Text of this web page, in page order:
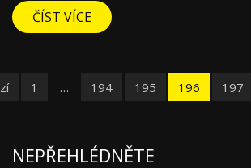
ČÍST VÍCE
1 … 194 195 196 197
NEPŘEHLÉDNĚTE